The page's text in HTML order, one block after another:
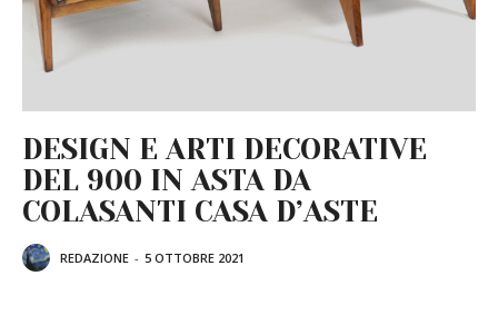
DESIGN E ARTI DECORATIVE
DEL 900 IN ASTA DA
COLASANTI CASA D’ASTE
REDAZIONE - 5 OTTOBRE 2021